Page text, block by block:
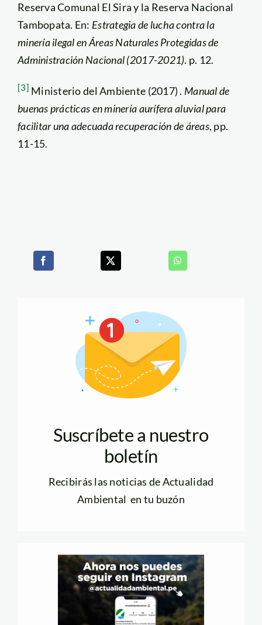
Reserva Comunal El Sira y la Reserva Nacional
Tambopata. En: Estrategia de lucha contra la
minería ilegal en Áreas Naturales Protegidas de
Administración Nacional (2017-2021). p. 12.
[3] Ministerio del Ambiente (2017) . Manual de
buenas prácticas en minería aurífera aluvial para
facilitar una adecuada recuperación de áreas, pp.
11-15.
Suscríbete a nuestro
boletín
Recibirás las noticias de Actualidad
Ambiental en tu buzón